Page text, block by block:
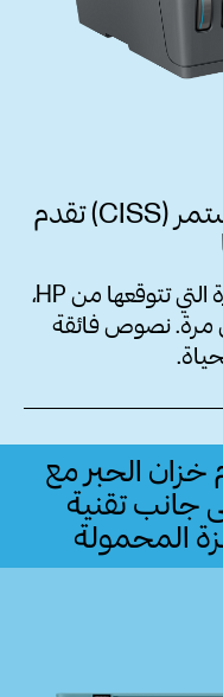
تقنية نظام إمداد الحبر المستمر (CISS) تقدم
اعتمد على جودة الطباعة المميزة التي تتوقعها من HP،
مرة. نصوص فائقة
خزان الحبر مع
جانب تقنية
المحمولة